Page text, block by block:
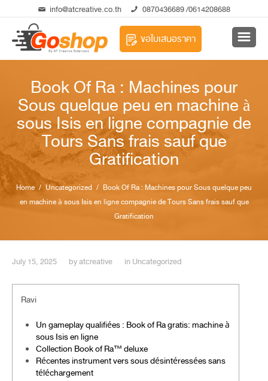
info@atcreative.co.th 0870436689/0614208688
ขอใบเสนอราคา
Book Of Ra : Machines pour
Sous quelque peu en machine à
sous Isis en ligne compagnie de
Tours Sans frais sauf que
Gratification
Home / Uncategorized / Book Of Ra : Machines pour Sous quelque peu
en machine à sous Isis en ligne compagnie de Tours Sans frais sauf que
Gratification
July 15, 2025 byatcreative in Uncategorized
Ravi
Un gameplay qualifiées : Book of Ra gratis: machine à
sous Isis en ligne
Collection Book of Ra™ deluxe
Récentes instrument vers sous désintéressées sans
téléchargement